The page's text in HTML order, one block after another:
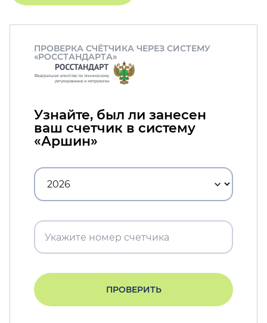
ПРОВЕРКА СЧЁТЧИКА ЧЕРЕЗ СИСТЕМУ
«РОССТАНДАРТА»
Узнайте, был ли занесен
ваш счетчик в систему
«Аршин»
ПРОВЕРИТЬ